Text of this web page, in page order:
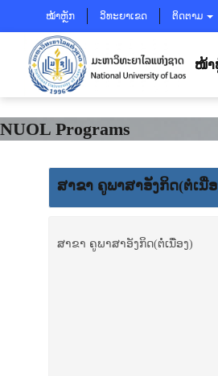
ໝ້າຫຼັກ ວິທະຍາເຂດ ຕິດຕາມ
ໜ້າ
NUOL Programs
ສາຂາ ຄູພາ​ສາ​ອັງ​ກິດ(ຕໍ່ເນື່ອ
ສາຂາ ຄູພາ​ສາ​ອັງ​ກິດ(ຕໍ່ເນື່ອງ)